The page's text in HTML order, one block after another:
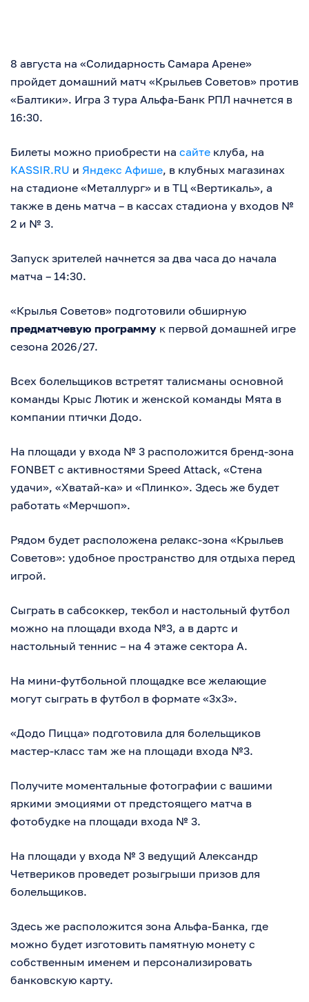
8 августа на «Солидарность Самара Арене»
пройдет домашний матч «Крыльев Советов» против
«Балтики». Игра 3 тура Альфа-Банк РПЛ начнется в
16:30.
Билеты можно приобрести на сайте клуба, на
KASSIR.RU и Яндекс Афише, в клубных магазинах
на стадионе «Металлург» и в ТЦ «Вертикаль», а
также в день матча – в кассах стадиона у входов №
2 и № 3.
Запуск зрителей начнется за два часа до начала
матча – 14:30.
«Крылья Советов» подготовили обширную
предматчевую программу к первой домашней игре
сезона 2026/27.
Всех болельщиков встретят талисманы основной
команды Крыс Лютик и женской команды Мята в
компании птички Додо.
На площади у входа № 3 расположится бренд-зона
FONBET с активностями Speed Attack, «Стена
удачи», «Хватай-ка» и «Плинко». Здесь же будет
работать «Мерчшоп».
Рядом будет расположена релакс-зона «Крыльев
Советов»: удобное пространство для отдыха перед
игрой.
Сыграть в сабсоккер, текбол и настольный футбол
можно на площади входа №3, а в дартс и
настольный теннис – на 4 этаже сектора А.
На мини-футбольной площадке все желающие
могут сыграть в футбол в формате «3х3».
«Додо Пицца» подготовила для болельщиков
мастер-класс там же на площади входа №3.
Получите моментальные фотографии с вашими
яркими эмоциями от предстоящего матча в
фотобудке на площади входа № 3.
На площади у входа № 3 ведущий Александр
Четвериков проведет розыгрыши призов для
болельщиков.
Здесь же расположится зона Альфа-Банка, где
можно будет изготовить памятную монету с
собственным именем и персонализировать
банковскую карту.